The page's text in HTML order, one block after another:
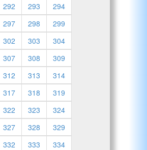
292 293
294
297 298
299
302 303
304
307 308
309
312 313
314
317 318
319
322 323
324
327 328
329
332 333
334